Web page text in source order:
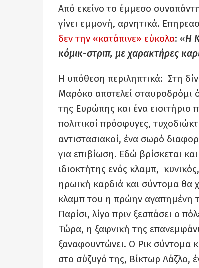
Από εκείνο το έμμεσο
γίνει εμμονή, αρνητικά.
δεν την «κατάπινε» εύκολα: «Η
κόμικ-στριπ, με χαρακτήρες
Η υπόθεση περιληπτικά: Στη
Μαρόκο αποτελεί σταυροδρόμι
της Ευρώπης και ένα
πολιτικοί πρόσφυγες,
αντιστασιακοί, ένα σωρό
για επιβίωση. Εδώ βρίσκεται
ιδιοκτήτης ενός κλαμπ,
ηρωική καρδιά και σύντομα θα
κλαμπ του η πρώην αγαπημένη
Παρίσι, λίγο πριν ξεσπάσει ο
Τώρα, η ξαφνική της
ξαναφουντώνει. Ο Ρικ σύντομα
στο σύζυγό της, Βίκτωρ Λάζλο,